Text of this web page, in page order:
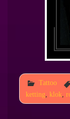
Tattoo
ketting
klok